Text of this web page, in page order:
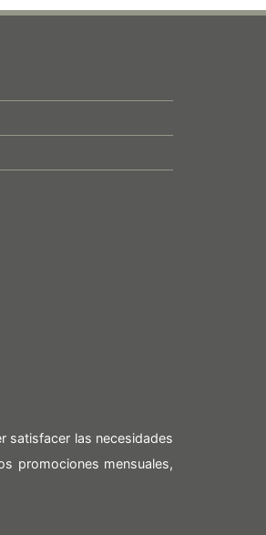
satisfacer las necesidades
promociones mensuales,